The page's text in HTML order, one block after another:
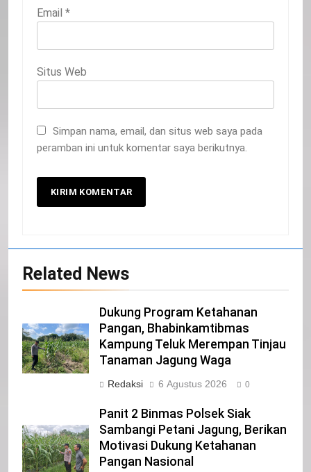
Email *
Situs Web
Simpan nama, email, dan situs web saya pada
peramban ini untuk komentar saya berikutnya.
Related News
Dukung Program Ketahanan
Pangan, Bhabinkamtibmas
Kampung Teluk Merempan Tinjau
Tanaman Jagung Waga
Redaksi 6 Agustus 2026 0
Panit 2 Binmas Polsek Siak
Sambangi Petani Jagung, Berikan
Motivasi Dukung Ketahanan
Pangan Nasional
20
Selamat Hari Kebangkitan Nasional
IKLAN
21
IKLAN
22